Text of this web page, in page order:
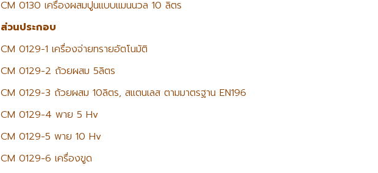
CM 0130 เครื่องผสมปูนแบบแมนนวล 10 ลิตร
ส่วนประกอบ
CM 0129-1 เครื่องจ่ายทรายอัตโนมัติ
CM 0129-2 ถ้วยผสม 5ลิตร
CM 0129-3 ถ้วยผสม 10ลิตร, สแตนเลส ตามมาตรฐาน EN196
CM 0129-4 พาย 5 Hv
CM 0129-5 พาย 10 Hv
CM 0129-6 เครื่องขูด